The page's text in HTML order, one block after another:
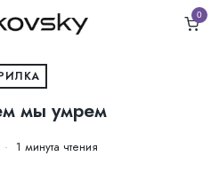
0
мы умрем
1 минута чтения